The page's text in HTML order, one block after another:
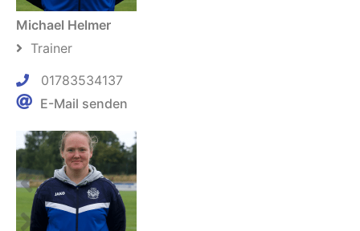
Michael Helmer
Trainer
01783534137
E-Mail senden